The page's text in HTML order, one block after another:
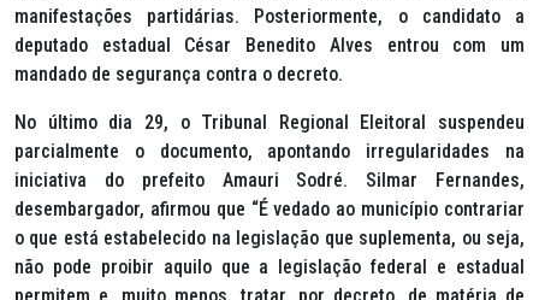
manifestações partidárias. Posteriormente, o candidato a
deputado estadual César Benedito Alves entrou com um
mandado de segurança contra o decreto.
No último dia 29, o Tribunal Regional Eleitoral suspendeu
parcialmente o documento, apontando irregularidades na
iniciativa do prefeito Amauri Sodré. Silmar Fernandes,
desembargador, afirmou que “É vedado ao município contrariar
o que está estabelecido na legislação que suplementa, ou seja,
não pode proibir aquilo que a legislação federal e estadual